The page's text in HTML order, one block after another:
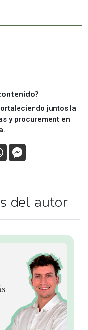
juntos la
y procurement en
del autor